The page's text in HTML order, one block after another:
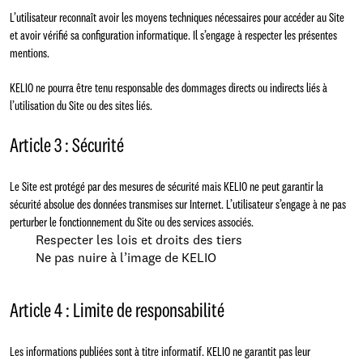
L’utilisateur reconnaît avoir les moyens techniques nécessaires pour accéder au Site
et avoir vérifié sa configuration informatique. Il s’engage à respecter les présentes
mentions.
KELIO ne pourra être tenu responsable des dommages directs ou indirects liés à
l’utilisation du Site ou des sites liés.
Article 3 : Sécurité
Le Site est protégé par des mesures de sécurité mais KELIO ne peut garantir la
sécurité absolue des données transmises sur Internet. L’utilisateur s’engage à ne pas
perturber le fonctionnement du Site ou des services associés.
Respecter les lois et droits des tiers
Ne pas nuire à l’image de KELIO
Article 4 : Limite de responsabilité
Les informations publiées sont à titre informatif. KELIO ne garantit pas leur